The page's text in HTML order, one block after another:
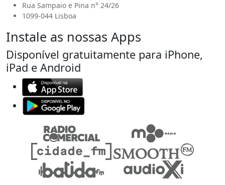
Rua Sampaio e Pina n° 24/26
1099-044 Lisboa
Instale as nossas Apps
Disponível gratuitamente para iPhone,
iPad e Android